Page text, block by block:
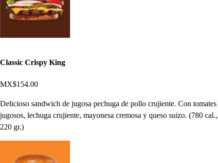
Classic Crispy King
MX$154.00
Delicioso sandwich de jugosa pechuga de pollo crujiente. Con tomates
jugosos, lechuga crujiente, mayonesa cremosa y queso suizo. (780 cal.,
220 gr.)